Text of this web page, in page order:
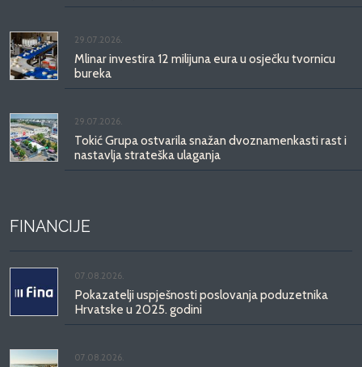
29.07.2026.
Mlinar investira 12 milijuna eura u osječku tvornicu
bureka
29.07.2026.
Tokić Grupa ostvarila snažan dvoznamenkasti rast i
nastavlja strateška ulaganja
FINANCIJE
07.08.2026.
Pokazatelji uspješnosti poslovanja poduzetnika
Hrvatske u 2025. godini
07.08.2026.